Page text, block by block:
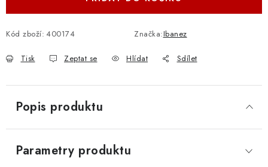
Kód zboží: 400174 Značka:Ibanez
Tisk Zeptat se Hlídat Sdílet
Popis produktu
Parametry produktu